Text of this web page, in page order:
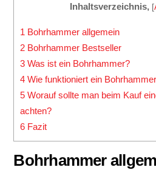
Inhaltsverzeichnis, [
1 Bohrhammer allgemein
2 Bohrhammer Bestseller
3 Was ist ein Bohrhammer?
4 Wie funktioniert ein
5 Worauf sollte man beim Kauf
achten?
6 Fazit
Bohrhammer